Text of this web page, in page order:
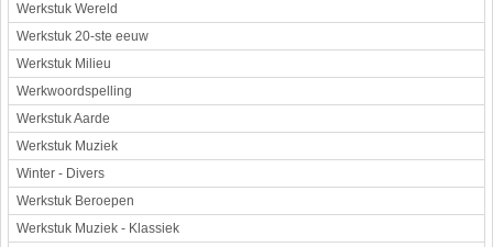
Werkstuk Wereld
Werkstuk 20-ste eeuw
Werkstuk Milieu
Werkwoordspelling
Werkstuk Aarde
Werkstuk Muziek
Winter - Divers
Werkstuk Beroepen
Werkstuk Muziek - Klassiek